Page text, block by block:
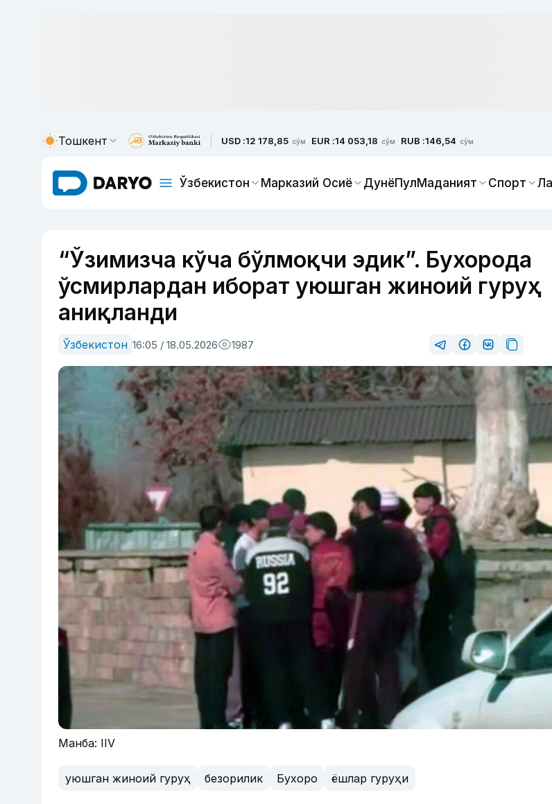
Тошкент USD :12 178,85 сўм EUR :14 053,18 сўм RUB :146,54 сўм
Ўзбекистон Марказий Осиё ДунёПулМаданият Спорт
“Ўзимизча кўча бўлмоқчи эдик”. Бухорода
ўсмирлардан иборат уюшган жиноий гуруҳ
аниқланди
Ўзбекистон 16:05 / 18.05.2026 1987
Манба: IIV
уюшган жиноий гуруҳ безорилик Бухоро ёшлар гуруҳи